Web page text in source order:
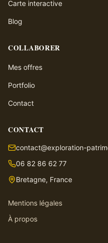
Carte interactive
Blog
COLLABORER
Mes offres
Portfolio
Contact
CONTACT
contact@exploration-
06 82 86 62 77
Bretagne, France
Mentions légales
À propos